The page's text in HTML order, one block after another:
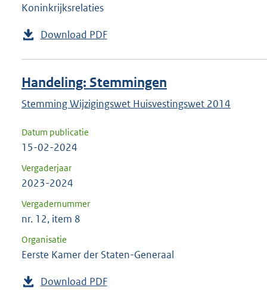
Koninkrijksrelaties
Download PDF
Handeling: Stemmingen
Stemming Wijzigingswet Huisvestingswet 2014
Datum publicatie
15-02-2024
Vergaderjaar
2023-2024
Vergadernummer
nr. 12, item 8
Organisatie
Eerste Kamer der Staten-Generaal
Download PDF